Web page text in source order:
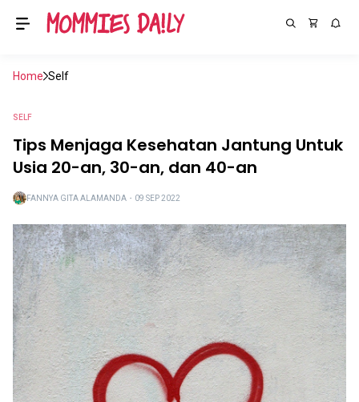
Home Self
SELF
Tips Menjaga Kesehatan Jantung Untuk
Usia 20-an, 30-an, dan 40-an
FANNYA GITA ALAMANDA ・ 09 SEP 2022